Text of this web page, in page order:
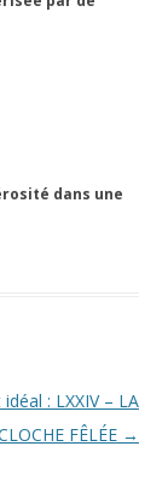
dans une
: LXXIV – LA
FÊLÉE →